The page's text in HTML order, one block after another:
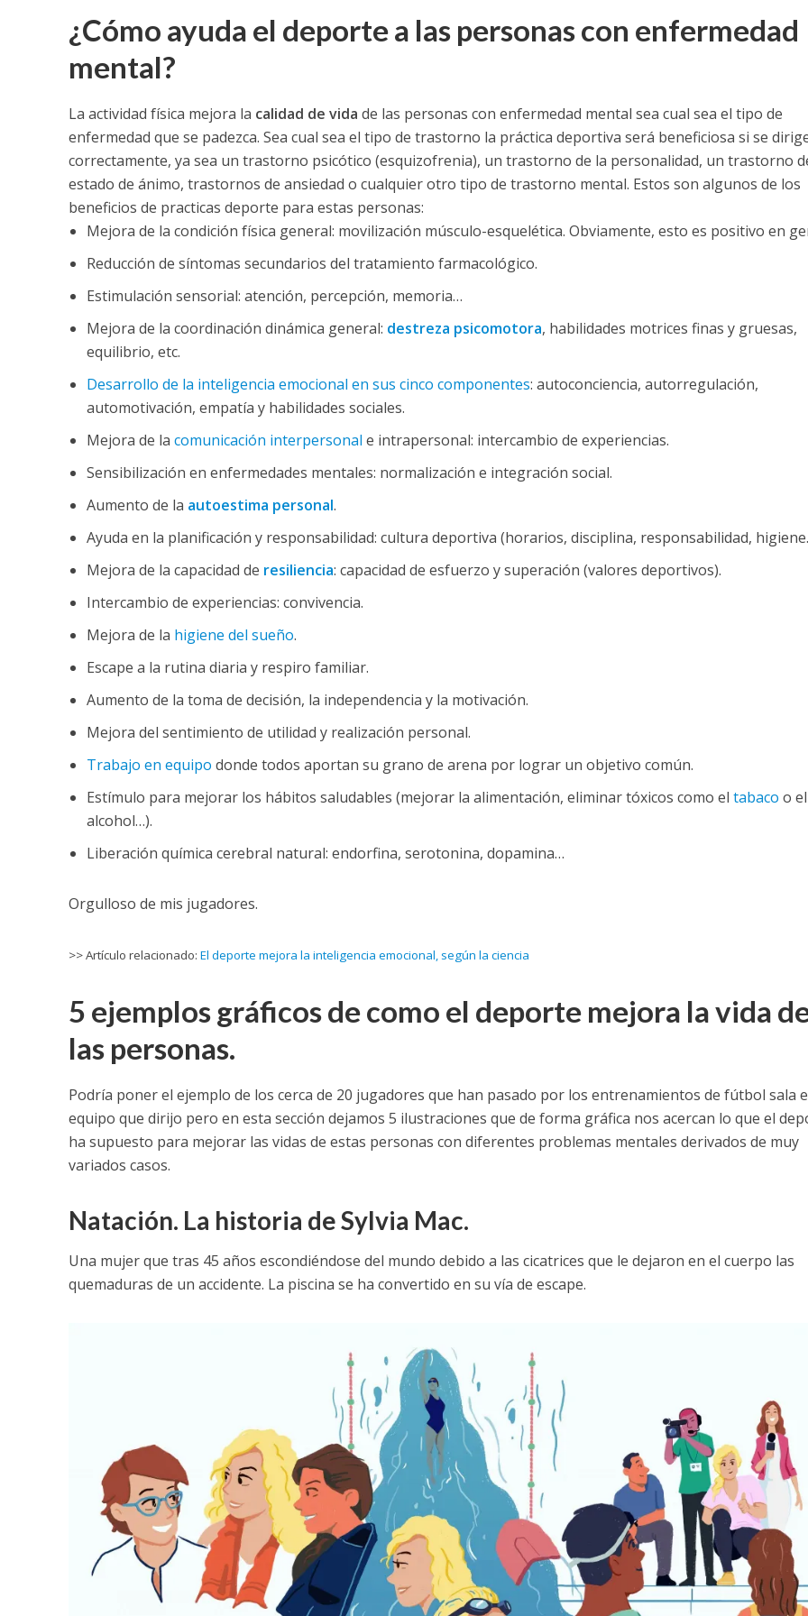
¿Cómo ayuda el deporte a las personas con enfermedad
mental?
La actividad física mejora la calidad de vida de las personas con enfermedad mental sea cual sea el tipo de
enfermedad que se padezca. Sea cual sea el tipo de trastorno la práctica deportiva será beneficiosa si se
correctamente, ya sea un trastorno psicótico (esquizofrenia), un trastorno de la personalidad, un trastorno
estado de ánimo, trastornos de ansiedad o cualquier otro tipo de trastorno mental. Estos son algunos de los
beneficios de practicas deporte para estas personas:
Mejora de la condición física general: movilización músculo-esquelética. Obviamente, esto es positivo en
Reducción de síntomas secundarios del tratamiento farmacológico.
Estimulación sensorial: atención, percepción, memoria…
Mejora de la coordinación dinámica general: destreza psicomotora, habilidades motrices finas y gruesas,
equilibrio, etc.
Desarrollo de la inteligencia emocional en sus cinco componentes: autoconciencia, autorregulación,
automotivación, empatía y habilidades sociales.
Mejora de la comunicación interpersonal e intrapersonal: intercambio de experiencias.
Sensibilización en enfermedades mentales: normalización e integración social.
Aumento de la autoestima personal.
Ayuda en la planificación y responsabilidad: cultura deportiva (horarios, disciplina, responsabilidad,
Mejora de la capacidad de resiliencia: capacidad de esfuerzo y superación (valores deportivos).
Intercambio de experiencias: convivencia.
Mejora de la higiene del sueño.
Escape a la rutina diaria y respiro familiar.
Aumento de la toma de decisión, la independencia y la motivación.
Mejora del sentimiento de utilidad y realización personal.
Trabajo en equipo donde todos aportan su grano de arena por lograr un objetivo común.
Estímulo para mejorar los hábitos saludables (mejorar la alimentación, eliminar tóxicos como el tabaco o el
alcohol…).
Liberación química cerebral natural: endorfina, serotonina, dopamina…
Orgulloso de mis jugadores.
>> Artículo relacionado: El deporte mejora la inteligencia emocional, según la ciencia
5 ejemplos gráficos de como el deporte mejora la vida
las personas.
Podría poner el ejemplo de los cerca de 20 jugadores que han pasado por los entrenamientos de fútbol sala
equipo que dirijo pero en esta sección dejamos 5 ilustraciones que de forma gráfica nos acercan lo que el
ha supuesto para mejorar las vidas de estas personas con diferentes problemas mentales derivados de muy
variados casos.
Natación. La historia de Sylvia Mac.
Una mujer que tras 45 años escondiéndose del mundo debido a las cicatrices que le dejaron en el cuerpo las
quemaduras de un accidente. La piscina se ha convertido en su vía de escape.